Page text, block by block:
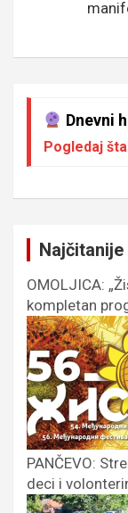
Dnevni
Pogledaj
Najčitanije
OMOLJICA:
kompletan
PANČEVO:
deci i